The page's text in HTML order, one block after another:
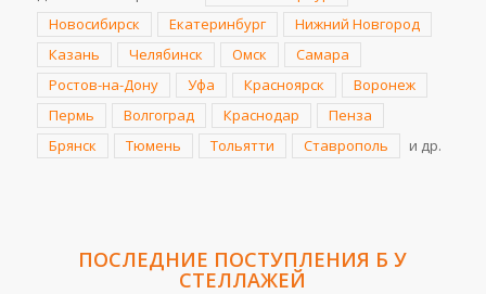
Новосибирск
Екатеринбург
Нижний Новгород
Казань
Челябинск Омск
Самара
Ростов-на-Дону
Уфа Красноярск
Воронеж
Пермь
Волгоград Краснодар
Пенза
Брянск
Тюмень Тольятти Ставрополь и др.
ПОСЛЕДНИЕ ПОСТУПЛЕНИЯ Б У
СТЕЛЛАЖЕЙ